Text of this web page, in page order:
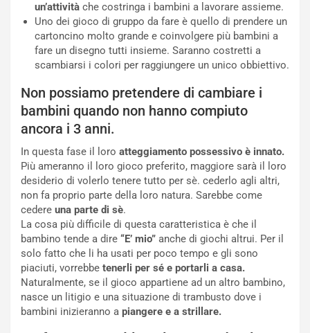
un’attività che costringa i bambini a lavorare assieme.
Uno dei gioco di gruppo da fare è quello di prendere un
cartoncino molto grande e coinvolgere più bambini a
fare un disegno tutti insieme. Saranno costretti a
scambiarsi i colori per raggiungere un unico obbiettivo.
Non possiamo pretendere di cambiare i
bambini quando non hanno compiuto
ancora i 3 anni.
In questa fase il loro atteggiamento possessivo è innato.
Più ameranno il loro gioco preferito, maggiore sarà il loro
desiderio di volerlo tenere tutto per sè. cederlo agli altri,
non fa proprio parte della loro natura. Sarebbe come
cedere una parte di sè.
La cosa più difficile di questa caratteristica è che il
bambino tende a dire “E’ mio” anche di giochi altrui. Per il
solo fatto che li ha usati per poco tempo e gli sono
piaciuti, vorrebbe tenerli per sé e portarli a casa.
Naturalmente, se il gioco appartiene ad un altro bambino,
nasce un litigio e una situazione di trambusto dove i
bambini inizieranno a piangere e a strillare.